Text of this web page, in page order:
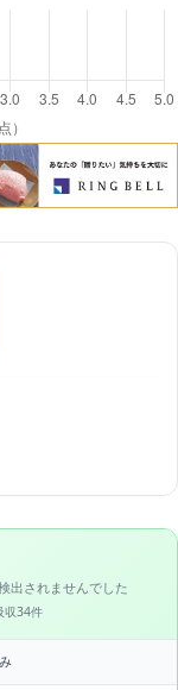
出されませんでした
収34件